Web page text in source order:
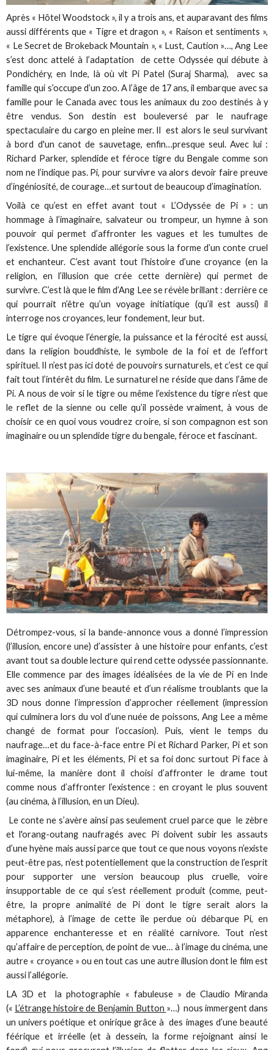
Après « Hôtel Woodstock », il y a trois ans, et auparavant des films
aussi différents que « Tigre et dragon », « Raison et sentiments »,
« Le Secret de Brokeback Mountain », « Lust, Caution »…, Ang Lee
s’est donc attelé à l’adaptation de cette Odyssée qui débute à
Pondichéry, en Inde, là où vit Pi Patel (Suraj Sharma), avec sa
famille qui s’occupe d’un zoo. A l’âge de 17 ans, il embarque avec sa
famille pour le Canada avec tous les animaux du zoo destinés à y
être vendus. Son destin est bouleversé par le naufrage
spectaculaire du cargo en pleine mer. Il est alors le seul survivant
à bord d'un canot de sauvetage, enfin…presque seul. Avec lui :
Richard Parker, splendide et féroce tigre du Bengale comme son
nom ne l’indique pas. Pi, pour survivre va alors devoir faire preuve
d’ingéniosité, de courage…et surtout de beaucoup d’imagination.
Voilà ce qu’est en effet avant tout « L’Odyssée de Pi » : un
hommage à l’imaginaire, salvateur ou trompeur, un hymne à son
pouvoir qui permet d’affronter les vagues et les tumultes de
l’existence. Une splendide allégorie sous la forme d’un conte cruel
et enchanteur. C’est avant tout l’histoire d’une croyance (en la
religion, en l’illusion que crée cette dernière) qui permet de
survivre. C’est là que le film d’Ang Lee se révèle brillant : derrière ce
qui pourrait n’être qu’un voyage initiatique (qu’il est aussi) il
interroge nos croyances, leur fondement, leur but.
Le tigre qui évoque l’énergie, la puissance et la férocité est aussi,
dans la religion bouddhiste, le symbole de la foi et de l’effort
spirituel. Il n’est pas ici doté de pouvoirs surnaturels, et c’est ce qui
fait tout l’intérêt du film. Le surnaturel ne réside que dans l’âme de
Pi. A nous de voir si le tigre ou même l’existence du tigre n’est que
le reflet de la sienne ou celle qu’il possède vraiment, à vous de
choisir ce en quoi vous voudrez croire, si son compagnon est son
imaginaire ou un splendide tigre du bengale, féroce et fascinant.
Détrompez-vous, si la bande-annonce vous a donné l’impression
(l’illusion, encore une) d’assister à une histoire pour enfants, c’est
avant tout sa double lecture qui rend cette odyssée passionnante.
Elle commence par des images idéalisées de la vie de Pi en Inde
avec ses animaux d’une beauté et d’un réalisme troublants que la
3D nous donne l’impression d’approcher réellement (impression
qui culminera lors du vol d’une nuée de poissons, Ang Lee a même
changé de format pour l’occasion). Puis, vient le temps du
naufrage…et du face-à-face entre Pi et Richard Parker, Pi et son
imaginaire, Pi et les éléments, Pi et sa foi donc surtout Pi face à
lui-même, la manière dont il choisi d’affronter le drame tout
comme nous d’affronter l’existence : en croyant le plus souvent
(au cinéma, à l’illusion, en un Dieu).
Le conte ne s’avère ainsi pas seulement cruel parce que le zèbre
et l'orang-outang naufragés avec Pi doivent subir les assauts
d’une hyène mais aussi parce que tout ce que nous voyons n’existe
peut-être pas, n’est potentiellement que la construction de l’esprit
pour supporter une version beaucoup plus cruelle, voire
insupportable de ce qui s’est réellement produit (comme, peut-
être, la propre animalité de Pi dont le tigre serait alors la
métaphore), à l’image de cette île perdue où débarque Pi, en
apparence enchanteresse et en réalité carnivore. Tout n’est
qu’affaire de perception, de point de vue… à l’image du cinéma, une
autre « croyance » ou en tout cas une autre illusion dont le film est
aussi l’allégorie.
LA 3D et la photographie « fabuleuse » de Claudio Miranda
(« L’étrange histoire de Benjamin Button »…) nous immergent dans
un univers poétique et onirique grâce à des images d’une beauté
féérique et irréelle (et à dessein, la forme rejoignant ainsi le